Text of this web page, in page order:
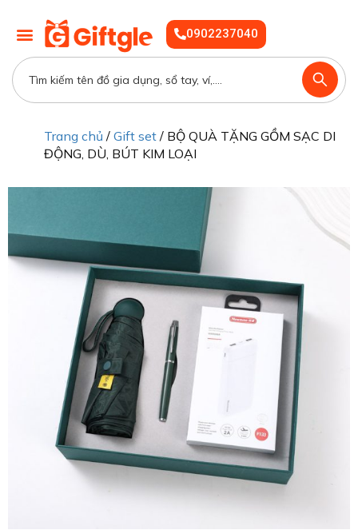
0902237040
Trang chủ / Gift set / BỘ QUÀ TẶNG GỒM SẠC DI
ĐỘNG, DÙ, BÚT KIM LOẠI